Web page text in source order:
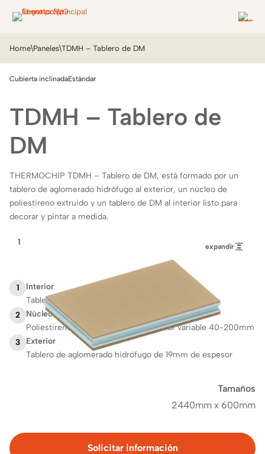
Home\Paneles\TDMH – Tablero de DM
Cubierta inclinadaEstándar
TDMH – Tablero de
DM
THERMOCHIP TDMH – Tablero de DM, está formado por un
tablero de aglomerado hidrófugo al exterior, un núcleo de
poliestireno extruido y un tablero de DM al interior listo para
decorar y pintar a medida.
1
Interior
Tablero de DM de 10 mm de espesor
2
Núcleo
Poliestireno extruido (XPS) de espesor variable 40-200mm
3
Exterior
Tablero de aglomerado hidrófugo de 19mm de espesor
Solicitar información
321 expandir
Tamaños
2440mm x 600mm